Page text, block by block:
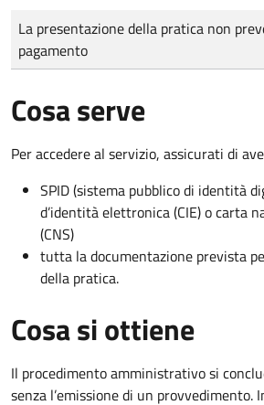
Tipo di pagamento
Importo
La presentazione della pratica non
pagamento
Cosa serve
Per accedere al servizio, assicurati di
SPID (sistema pubblico di identità
d’identità elettronica (CIE) o carta
(CNS)
tutta la documentazione prevista
della pratica.
Cosa si ottiene
Il procedimento amministrativo si
senza l’emissione di un provvedimento.